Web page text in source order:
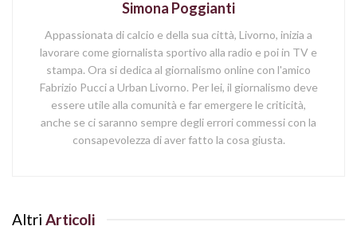
Simona Poggianti
Appassionata di calcio e della sua città, Livorno, inizia a
lavorare come giornalista sportivo alla radio e poi in TV e
stampa. Ora si dedica al giornalismo online con l'amico
Fabrizio Pucci a Urban Livorno. Per lei, il giornalismo deve
essere utile alla comunità e far emergere le criticità,
anche se ci saranno sempre degli errori commessi con la
consapevolezza di aver fatto la cosa giusta.
Altri Articoli